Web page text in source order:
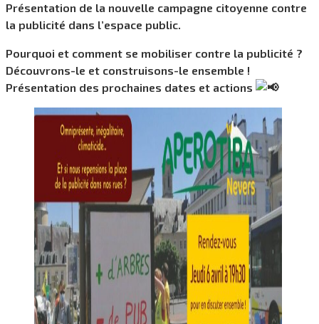
Présentation de la nouvelle campagne citoyenne contre
la publicité dans l’espace public.
Pourquoi et comment se mobiliser contre la publicité ?
Découvrons-le et construisons-le ensemble !
Présentation des prochaines dates et actions